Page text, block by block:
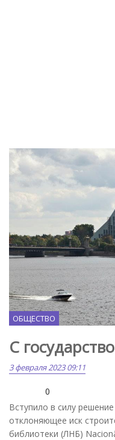
ОБЩЕСТВО
С
3 февраля 2023 09:11
0
Вступило в силу
отклоняющее иск
библиотеки (ЛНБ)